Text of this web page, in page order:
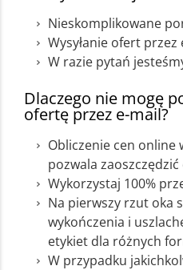
Nieskomplikowane
Wysyłanie ofert przez
W razie pytań
Dlaczego nie mogę
ofertę przez e-mail?
Obliczenie cen online
pozwala
Wykorzystaj 100%
Na pierwszy rzut oka
wykończenia i
etykiet dla różnych
W przypadku